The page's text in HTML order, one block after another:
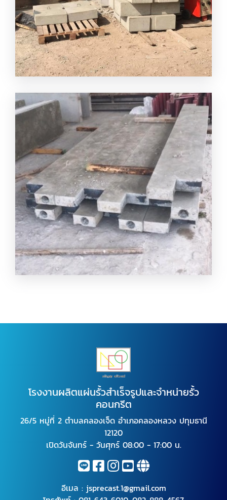
คานคอนกรีตสำเร็จรูป
โรงงานผลิตพรีคาสท์
โรงงานผลิตแผ่นรั้วสำเร็จรูปและจำหน่ายรั้ว
คอนกรีต
26/5 หมู่ที่ 2 ตำบลคลองเจ็ด อำเภอคลองหลวง ปทุมธานี
12120
เปิดวันจันทร์ - วันศุกร์ 08:00 - 17:00 น.
อีเมล : jsprecast.1@gmail.com